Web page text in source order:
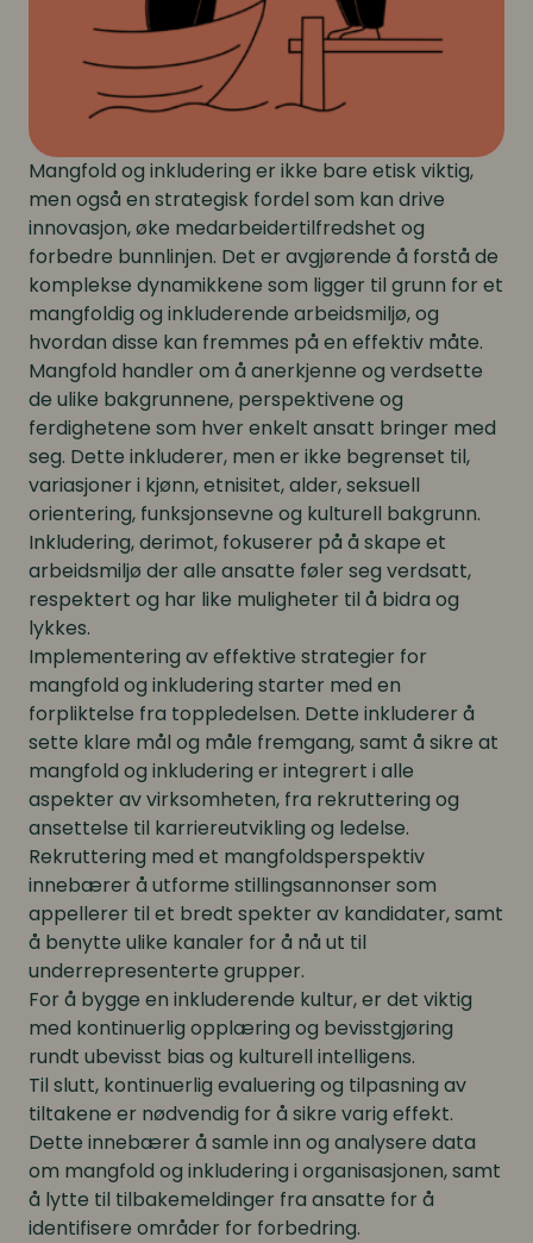
Mangfold og inkludering er ikke bare etisk viktig,
men også en strategisk fordel som kan drive
innovasjon, øke medarbeidertilfredshet og
forbedre bunnlinjen. Det er avgjørende å forstå de
komplekse dynamikkene som ligger til grunn for et
mangfoldig og inkluderende arbeidsmiljø, og
hvordan disse kan fremmes på en effektiv måte.
Mangfold handler om å anerkjenne og verdsette
de ulike bakgrunnene, perspektivene og
ferdighetene som hver enkelt ansatt bringer med
seg. Dette inkluderer, men er ikke begrenset til,
variasjoner i kjønn, etnisitet, alder, seksuell
orientering, funksjonsevne og kulturell bakgrunn.
Inkludering, derimot, fokuserer på å skape et
arbeidsmiljø der alle ansatte føler seg verdsatt,
respektert og har like muligheter til å bidra og
lykkes.
Implementering av effektive strategier for
mangfold og inkludering starter med en
forpliktelse fra toppledelsen. Dette inkluderer å
sette klare mål og måle fremgang, samt å sikre at
mangfold og inkludering er integrert i alle
aspekter av virksomheten, fra rekruttering og
ansettelse til karriereutvikling og ledelse.
Rekruttering med et mangfoldsperspektiv
innebærer å utforme stillingsannonser som
appellerer til et bredt spekter av kandidater, samt
å benytte ulike kanaler for å nå ut til
underrepresenterte grupper.
For å bygge en inkluderende kultur, er det viktig
med kontinuerlig opplæring og bevisstgjøring
rundt ubevisst bias og kulturell intelligens.
Til slutt, kontinuerlig evaluering og tilpasning av
tiltakene er nødvendig for å sikre varig effekt.
Dette innebærer å samle inn og analysere data
om mangfold og inkludering i organisasjonen, samt
å lytte til tilbakemeldinger fra ansatte for å
identifisere områder for forbedring.